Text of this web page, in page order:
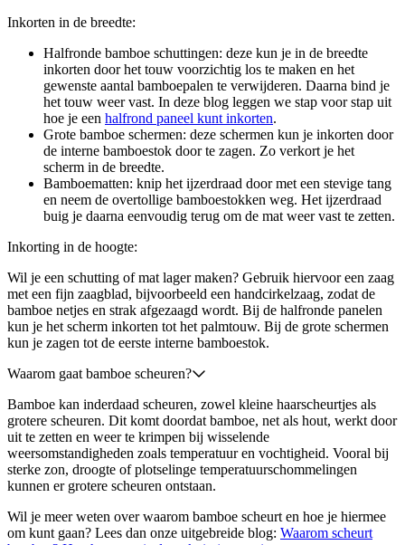
Inkorten in de breedte:
Halfronde bamboe schuttingen: deze kun je in de breedte
inkorten door het touw voorzichtig los te maken en het
gewenste aantal bamboepalen te verwijderen. Daarna bind je
het touw weer vast. In deze blog leggen we stap voor stap uit
hoe je een halfrond paneel kunt inkorten.
Grote bamboe schermen: deze schermen kun je inkorten door
de interne bamboestok door te zagen. Zo verkort je het
scherm in de breedte.
Bamboematten: knip het ijzerdraad door met een stevige tang
en neem de overtollige bamboestokken weg. Het ijzerdraad
buig je daarna eenvoudig terug om de mat weer vast te zetten.
Inkorting in de hoogte:
Wil je een schutting of mat lager maken? Gebruik hiervoor een zaag
met een fijn zaagblad, bijvoorbeeld een handcirkelzaag, zodat de
bamboe netjes en strak afgezaagd wordt. Bij de halfronde panelen
kun je het scherm inkorten tot het palmtouw. Bij de grote schermen
kun je zagen tot de eerste interne bamboestok.
Waarom gaat bamboe scheuren?
Bamboe kan inderdaad scheuren, zowel kleine haarscheurtjes als
grotere scheuren. Dit komt doordat bamboe, net als hout, werkt door
uit te zetten en weer te krimpen bij wisselende
weersomstandigheden zoals temperatuur en vochtigheid. Vooral bij
sterke zon, droogte of plotselinge temperatuurschommelingen
kunnen er grotere scheuren ontstaan.
Wil je meer weten over waarom bamboe scheurt en hoe je hiermee
om kunt gaan? Lees dan onze uitgebreide blog: Waarom scheurt